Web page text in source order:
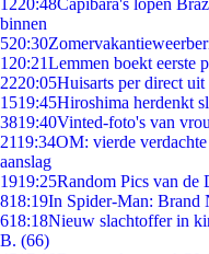
1220:48Capibara's lopen
binnen
520:30
1 20:21Lemmen boekt eerste
2220:05Huisarts per direct
1519:45Hiroshima herdenkt
3819:40Vinted-foto's van
2119:34OM: vierde
aanslag
1919:25Random Pics van de
818:19In Spider-Man: Brand
618:18Nieuw slachtoffer in
B. (66)